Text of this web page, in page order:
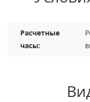
Расчетные
часы: